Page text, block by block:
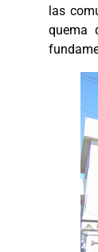
las
quema